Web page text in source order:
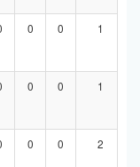
0 0 1
0 0 1
0 0 2